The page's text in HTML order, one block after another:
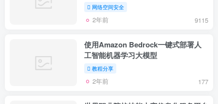
网络空间安全
2年前 9115
使用Amazon Bedrock一键式部署人
工智能机器学习大模型
教程分享
2年前 177